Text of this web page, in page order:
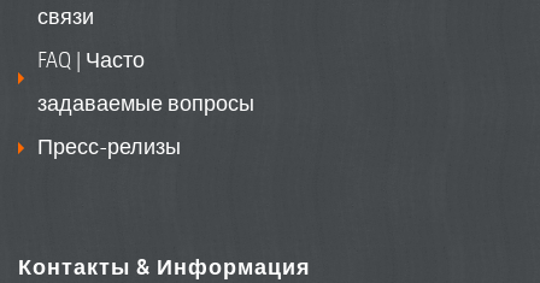
связи
FAQ | Часто
задаваемые вопросы
Пресс-релизы
Контакты & Информация